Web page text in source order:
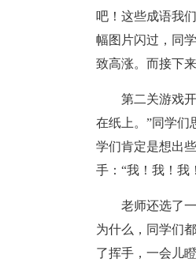
吧！这些成语我
幅图片闪过，同
致高涨。而接下
第二关游戏
在纸上。”同学们
学们肯定是想出
手：“我！我！我
老师还选了
为什么，同学们
了挥手，一会儿